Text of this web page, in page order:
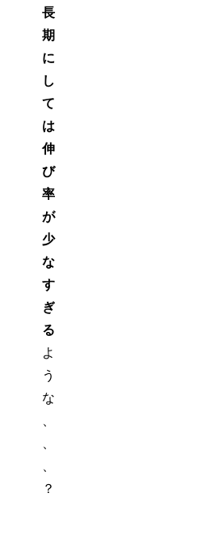
長
期
に
し
て
は
伸
び
率
が
少
な
す
ぎ
る
よ
う
な
？